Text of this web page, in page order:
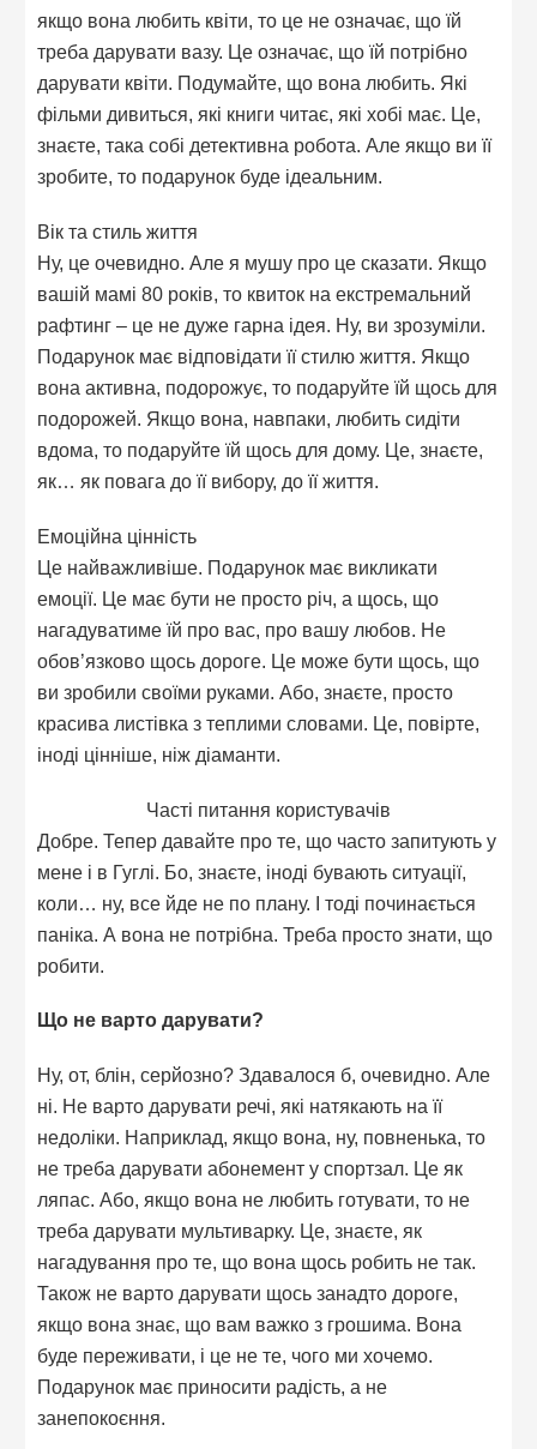
якщо вона любить квіти, то це не означає, що їй
треба дарувати вазу. Це означає, що їй потрібно
дарувати квіти. Подумайте, що вона любить. Які
фільми дивиться, які книги читає, які хобі має. Це,
знаєте, така собі детективна робота. Але якщо ви її
зробите, то подарунок буде ідеальним.
Вік та стиль життя
Ну, це очевидно. Але я мушу про це сказати. Якщо
вашій мамі 80 років, то квиток на екстремальний
рафтинг – це не дуже гарна ідея. Ну, ви зрозуміли.
Подарунок має відповідати її стилю життя. Якщо
вона активна, подорожує, то подаруйте їй щось для
подорожей. Якщо вона, навпаки, любить сидіти
вдома, то подаруйте їй щось для дому. Це, знаєте,
як… як повага до її вибору, до її життя.
Емоційна цінність
Це найважливіше. Подарунок має викликати
емоції. Це має бути не просто річ, а щось, що
нагадуватиме їй про вас, про вашу любов. Не
обов’язково щось дороге. Це може бути щось, що
ви зробили своїми руками. Або, знаєте, просто
красива листівка з теплими словами. Це, повірте,
іноді цінніше, ніж діаманти.
Часті питання користувачів
Добре. Тепер давайте про те, що часто запитують у
мене і в Гуглі. Бо, знаєте, іноді бувають ситуації,
коли… ну, все йде не по плану. І тоді починається
паніка. А вона не потрібна. Треба просто знати, що
робити.
Що не варто дарувати?
Ну, от, блін, серйозно? Здавалося б, очевидно. Але
ні. Не варто дарувати речі, які натякають на її
недоліки. Наприклад, якщо вона, ну, повненька, то
не треба дарувати абонемент у спортзал. Це як
ляпас. Або, якщо вона не любить готувати, то не
треба дарувати мультиварку. Це, знаєте, як
нагадування про те, що вона щось робить не так.
Також не варто дарувати щось занадто дороге,
якщо вона знає, що вам важко з грошима. Вона
буде переживати, і це не те, чого ми хочемо.
Подарунок має приносити радість, а не
занепокоєння.